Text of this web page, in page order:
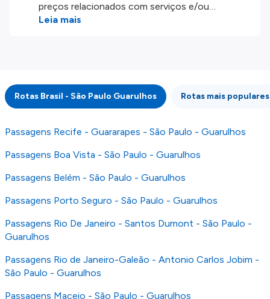
preços relacionados com serviços e/ou
produtos disponíveis no nosso website são
integridade ou pela precisão da informação
publicada, por isso verifique com atenção todas
as condições no website do parceiro antes de
fazer uma reserva. Para mais detalhes verifique
os nossos
Termos e Condições.
Leia mais
Rotas Brasil - São Paulo Guarulhos Rotas mais
Passagens Recife - Guararapes - São Paulo - Guarulhos
Passagens Boa Vista - São Paulo - Guarulhos
Passagens Belém - São Paulo - Guarulhos
Passagens Porto Seguro - São Paulo - Guarulhos
Passagens Rio De Janeiro - Santos Dumont - São Paulo -
Guarulhos
Passagens Rio de Janeiro-Galeão - Antonio Carlos Jobim -
São Paulo - Guarulhos
Passagens Maceio - São Paulo - Guarulhos